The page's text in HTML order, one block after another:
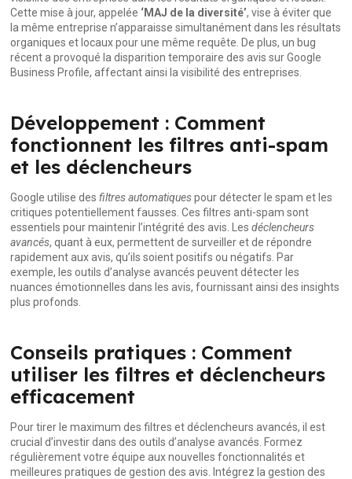
Cette mise à jour, appelée ‘MAJ de la diversité’, vise à éviter que
la même entreprise n’apparaisse simultanément dans les résultats
organiques et locaux pour une même requête. De plus, un bug
récent a provoqué la disparition temporaire des avis sur Google
Business Profile, affectant ainsi la visibilité des entreprises.
Développement : Comment
fonctionnent les filtres anti-spam
et les déclencheurs
Google utilise desfiltres automatiquespour détecter le spam et les
critiques potentiellement fausses. Ces filtres anti-spam sont
essentiels pour maintenir l’intégrité des avis. Lesdéclencheurs
avancés, quant à eux, permettent de surveiller et de répondre
rapidement aux avis, qu’ils soient positifs ou négatifs. Par
exemple, les outils d’analyse avancés peuvent détecter les
nuances émotionnelles dans les avis, fournissant ainsi des insights
plus profonds.
Conseils pratiques : Comment
utiliser les filtres et déclencheurs
efficacement
Pour tirer le maximum des filtres et déclencheurs avancés, il est
crucial d’investir dans des outils d’analyse avancés. Formez
régulièrement votre équipe aux nouvelles fonctionnalités et
meilleures pratiques de gestion des avis. Intégrez la gestion des